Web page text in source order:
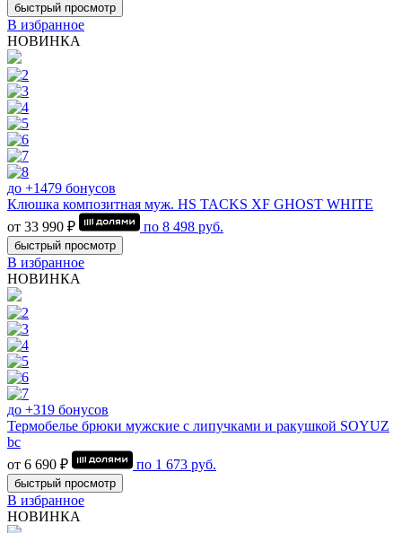
быстрый просмотр
В избранное
НОВИНКА
до +1479 бонусов
Клюшка композитная муж. HS TACKS XF GHOST WHITE
от 33 990 ₽
по 8 498 руб.
быстрый просмотр
В избранное
НОВИНКА
до +319 бонусов
Термобелье брюки мужские с липучками и ракушкой SOYUZ
bc
от 6 690 ₽
по 1 673 руб.
быстрый просмотр
В избранное
НОВИНКА